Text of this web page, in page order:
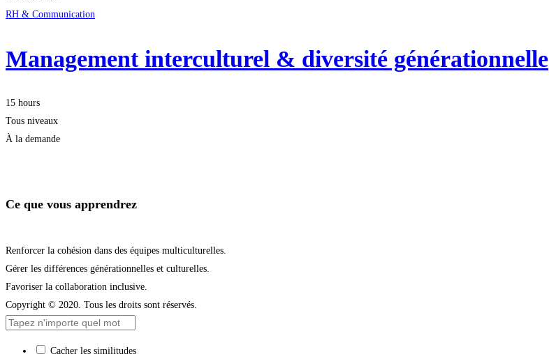
RH & Communication
Management interculturel & diversité générationnelle
15 hours
Tous niveaux
À la demande
Ce que vous apprendrez
Renforcer la cohésion dans des équipes multiculturelles.
Gérer les différences générationnelles et culturelles.
Favoriser la collaboration inclusive.
Copyright © 2020. Tous les droits sont réservés.
Cacher les similitudes